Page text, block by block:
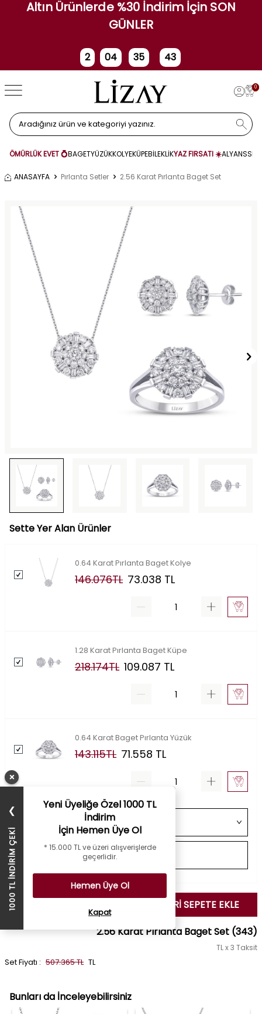
Altın Ürünlerde %30 İndirim İçin SON
GÜNLER
2
Gün
04
Saat
35 43
0
ÖMÜRLÜK EVET 💍BAGETYÜZÜKKOLYEKÜPEBİLEKLİKYAZ FIRSATI ☀️ALYANS
ANASAYFA Pırlanta Setler 2.56 Karat Pırlanta Baget Set
Sette Yer Alan Ürünler
0.64 Karat Pırlanta Baget Kolye
146.076TL 73.038 TL
1.28 Karat Pırlanta Baget Küpe
218.174TL 109.087 TL
0.64 Karat Baget Pırlanta Yüzük
143.115TL 71.558 TL
SEÇİLENLERİ SEPETE EKLE
2.56 Karat Pırlanta Baget Set (343)
TL x 3 Taksit
Set Fiyatı : 507.365 TL TL
Bunları da İnceleyebilirsiniz
×
❯
1000 TL İNDİRİM ÇEKİ
Yeni Üyeliğe Özel 1000 TL
İndirim
İçin Hemen Üye Ol
* 15.000 TL ve üzeri alışverişlerde
geçerlidir.
Hemen Üye Ol
Kapat